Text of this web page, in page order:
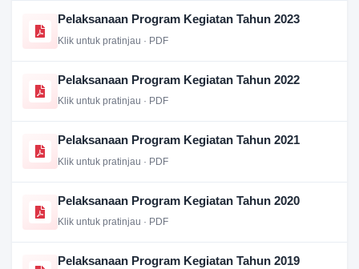
Pelaksanaan Program Kegiatan Tahun 2023
Klik untuk pratinjau · PDF
Pelaksanaan Program Kegiatan Tahun 2022
Klik untuk pratinjau · PDF
Pelaksanaan Program Kegiatan Tahun 2021
Klik untuk pratinjau · PDF
Pelaksanaan Program Kegiatan Tahun 2020
Klik untuk pratinjau · PDF
Pelaksanaan Program Kegiatan Tahun 2019